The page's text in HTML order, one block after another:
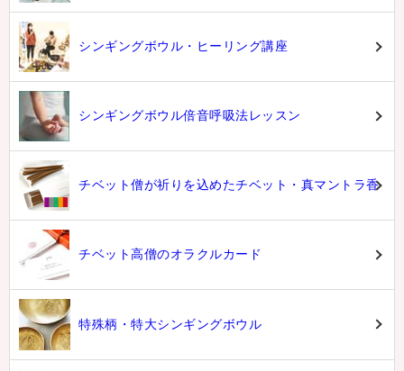
シンギングボウル・ヒーリング講座
シンギングボウル倍音呼吸法レッスン
チベット僧が祈りを込めたチベット・真マントラ香
チベット高僧のオラクルカード
特殊柄・特大シンギングボウル